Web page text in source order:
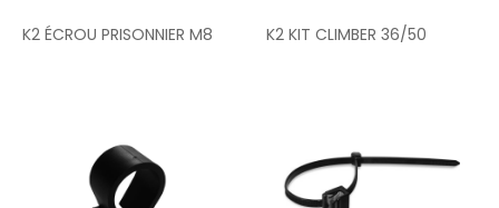
K2 ÉCROU PRISONNIER M8 K2 KIT CLIMBER 36/50